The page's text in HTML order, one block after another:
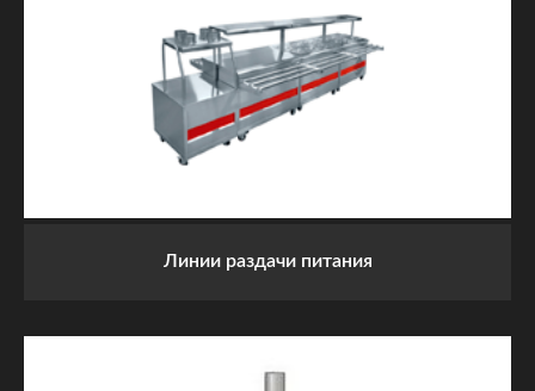
Линии раздачи питания